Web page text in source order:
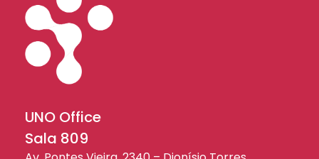
UNO Office
Sala 809